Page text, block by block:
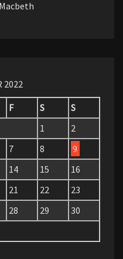
2022
F S
S
1
2
7 8
9
14 15
16
21 22
23
28 29
30